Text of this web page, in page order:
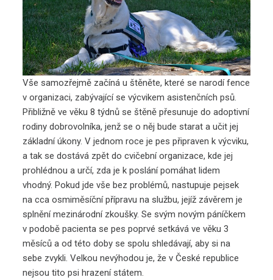
Vše samozřejmě začíná u štěněte, které se narodí fence
v organizaci, zabývající se výcvikem asistenčních psů.
Přibližně ve věku 8 týdnů se štěně přesunuje do adoptivní
rodiny dobrovolníka, jenž se o něj bude starat a učit jej
základní úkony. V jednom roce je pes připraven k výcviku,
a tak se dostává zpět do cvičební organizace, kde jej
prohlédnou a určí, zda je k poslání pomáhat lidem
vhodný. Pokud jde vše bez problémů, nastupuje pejsek
na cca osmiměsíční přípravu na službu, jejíž závěrem je
splnění mezinárodní zkoušky. Se svým novým páníčkem
v podobě pacienta se pes poprvé setkává ve věku 3
měsíců a od této doby se spolu shledávají, aby si na
sebe zvykli. Velkou nevýhodou je, že v České republice
nejsou tito psi hrazení státem.